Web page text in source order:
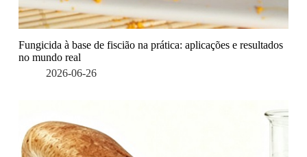
Fungicida à base de fiscião na prática: aplicações e resultados
no mundo real
2026-06-26